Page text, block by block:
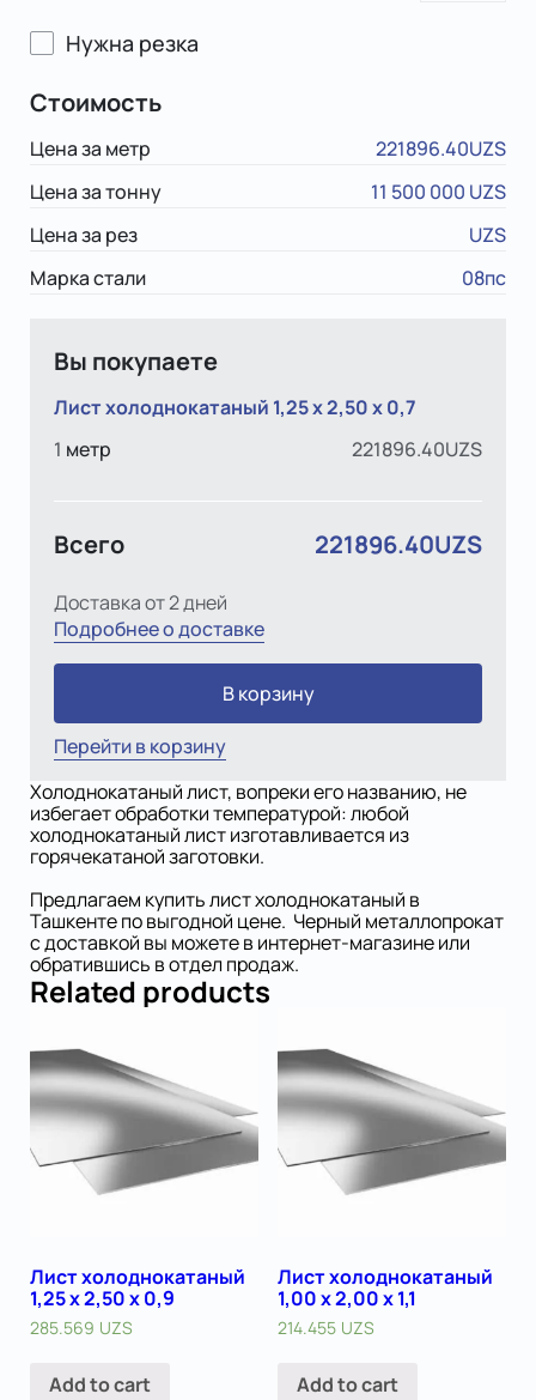
Нужна резка
Стоимость
Цена за метр
221896.40UZS
Цена за тонну
11 500 000 UZS
Цена за рез
UZS
Марка стали
08пс
Вы покупаете
Лист холоднокатаный 1,25 х 2,50 х 0,7
1 метр 221896.40UZS
Всего 221896.40UZS
Доставка от 2 дней
Подробнее о доставке
В корзину
Перейти в корзину
Холоднокатаный лист, вопреки его названию, не
избегает обработки температурой: любой
холоднокатаный лист изготавливается из
горячекатаной заготовки.
Предлагаем купить лист холоднокатаный в
Ташкенте по выгодной цене. Черный металлопрокат
с доставкой вы можете в интернет-магазине или
обратившись в отдел продаж.
Related products
Лист холоднокатаный
1,25 х 2,50 х 0,9
285.569 UZS
Add to cart
Лист холоднокатаный
1,00 х 2,00 х 1,1
214.455 UZS
Add to cart